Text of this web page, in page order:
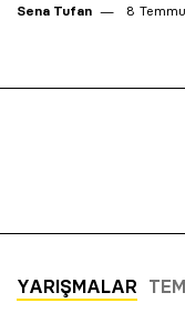
Sena Tufan 8
YARIŞMALAR